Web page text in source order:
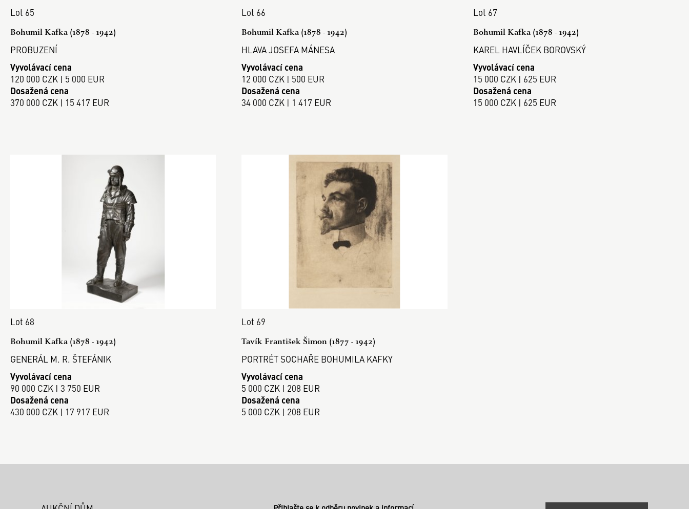
Lot 65
Bohumil Kafka (1878 - 1942)
PROBUZENÍ
Vyvolávací cena
120 000 CZK | 5 000 EUR
Dosažená cena
370 000 CZK | 15 417 EUR
Lot 66
Bohumil Kafka (1878 - 1942)
HLAVA JOSEFA MÁNESA
Vyvolávací cena
12 000 CZK | 500 EUR
Dosažená cena
34 000 CZK | 1 417 EUR
Lot 67
Bohumil Kafka (1878 - 1942)
KAREL HAVLÍČEK BOROVSKÝ
Vyvolávací cena
15 000 CZK | 625 EUR
Dosažená cena
15 000 CZK | 625 EUR
Lot 68
Bohumil Kafka (1878 - 1942)
GENERÁL M. R. ŠTEFÁNIK
Vyvolávací cena
90 000 CZK | 3 750 EUR
Dosažená cena
430 000 CZK | 17 917 EUR
Lot 69
Tavík František Šimon (1877 - 1942)
PORTRÉT SOCHAŘE BOHUMILA KAFKY
Vyvolávací cena
5 000 CZK | 208 EUR
Dosažená cena
5 000 CZK | 208 EUR